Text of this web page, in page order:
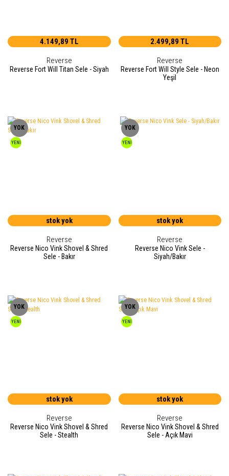
4.149,89 TL
Reverse
Reverse Fort Will Titan Sele - Siyah
2.499,89 TL
Reverse
Reverse Fort Will Style Sele - Neon
Yeşil
YOK
YENİ
stok yok
Reverse
Reverse Nico Vink Shovel & Shred
Sele - Bakır
YOK
YENİ
stok yok
Reverse
Reverse Nico Vink Sele -
Siyah/Bakır
YOK
YENİ
stok yok
Reverse
Reverse Nico Vink Shovel & Shred
Sele - Stealth
YOK
YENİ
stok yok
Reverse
Reverse Nico Vink Shovel & Shred
Sele - Açık Mavi